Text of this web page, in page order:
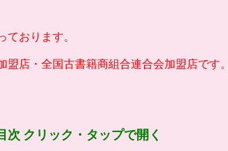
おります。
盟店・全国古書籍商組合連合会加盟店です
クリック・タップで開く